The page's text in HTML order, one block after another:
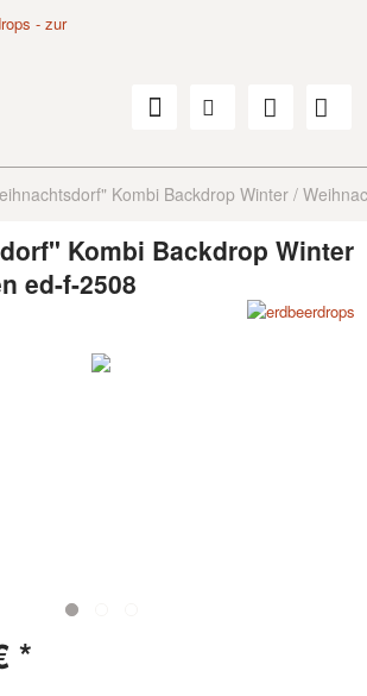
Kombi Backdrop Winter /
Kombi Backdrop Winter
ed-f-2508
*